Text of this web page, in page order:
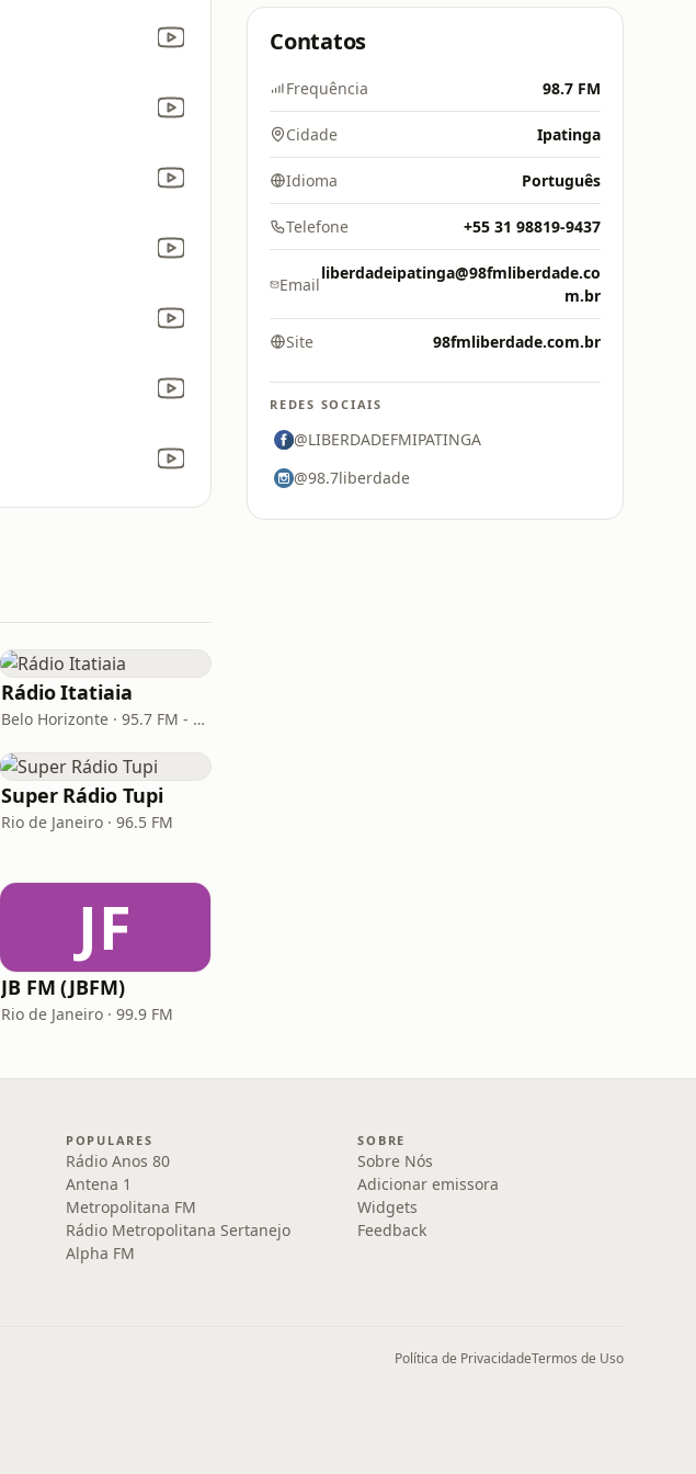
Rádio Itatiaia
Belo Horizonte · 95.7 FM - 610 AM
Super Rádio Tupi
Rio de Janeiro · 96.5 FM
JF
JB FM (JBFM)
Rio de Janeiro · 99.9 FM
Contatos
Frequência 98.7 FM
Cidade Ipatinga
Idioma Português
Telefone +55 31 98819-9437
Email
liberdadeipatinga@98fmliberdade.co
m.br
Site 98fmliberdade.com.br
REDES SOCIAIS
@LIBERDADEFMIPATINGA
@98.7liberdade
POPULARES
Rádio Anos 80
Antena 1
Metropolitana FM
Rádio Metropolitana Sertanejo
Alpha FM
SOBRE
Sobre Nós
Adicionar emissora
Widgets
Feedback
Política de PrivacidadeTermos de Uso